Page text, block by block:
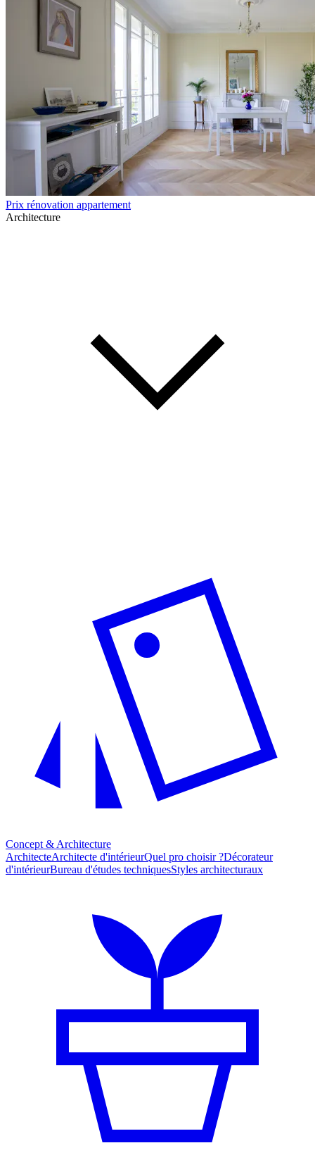
Prix rénovation appartement
Architecture
Concept & Architecture
ArchitecteArchitecte d'intérieurQuel pro choisir ?Décorateur
d'intérieurBureau d'études techniquesStyles architecturaux